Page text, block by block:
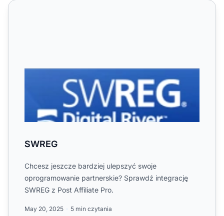
SWREG
SWREG
Chcesz jeszcze bardziej ulepszyć swoje
oprogramowanie partnerskie? Sprawdź integrację
SWREG z Post Affiliate Pro.
May 20, 2025 5 min czytania